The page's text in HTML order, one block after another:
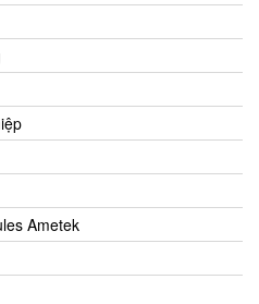
Ametek